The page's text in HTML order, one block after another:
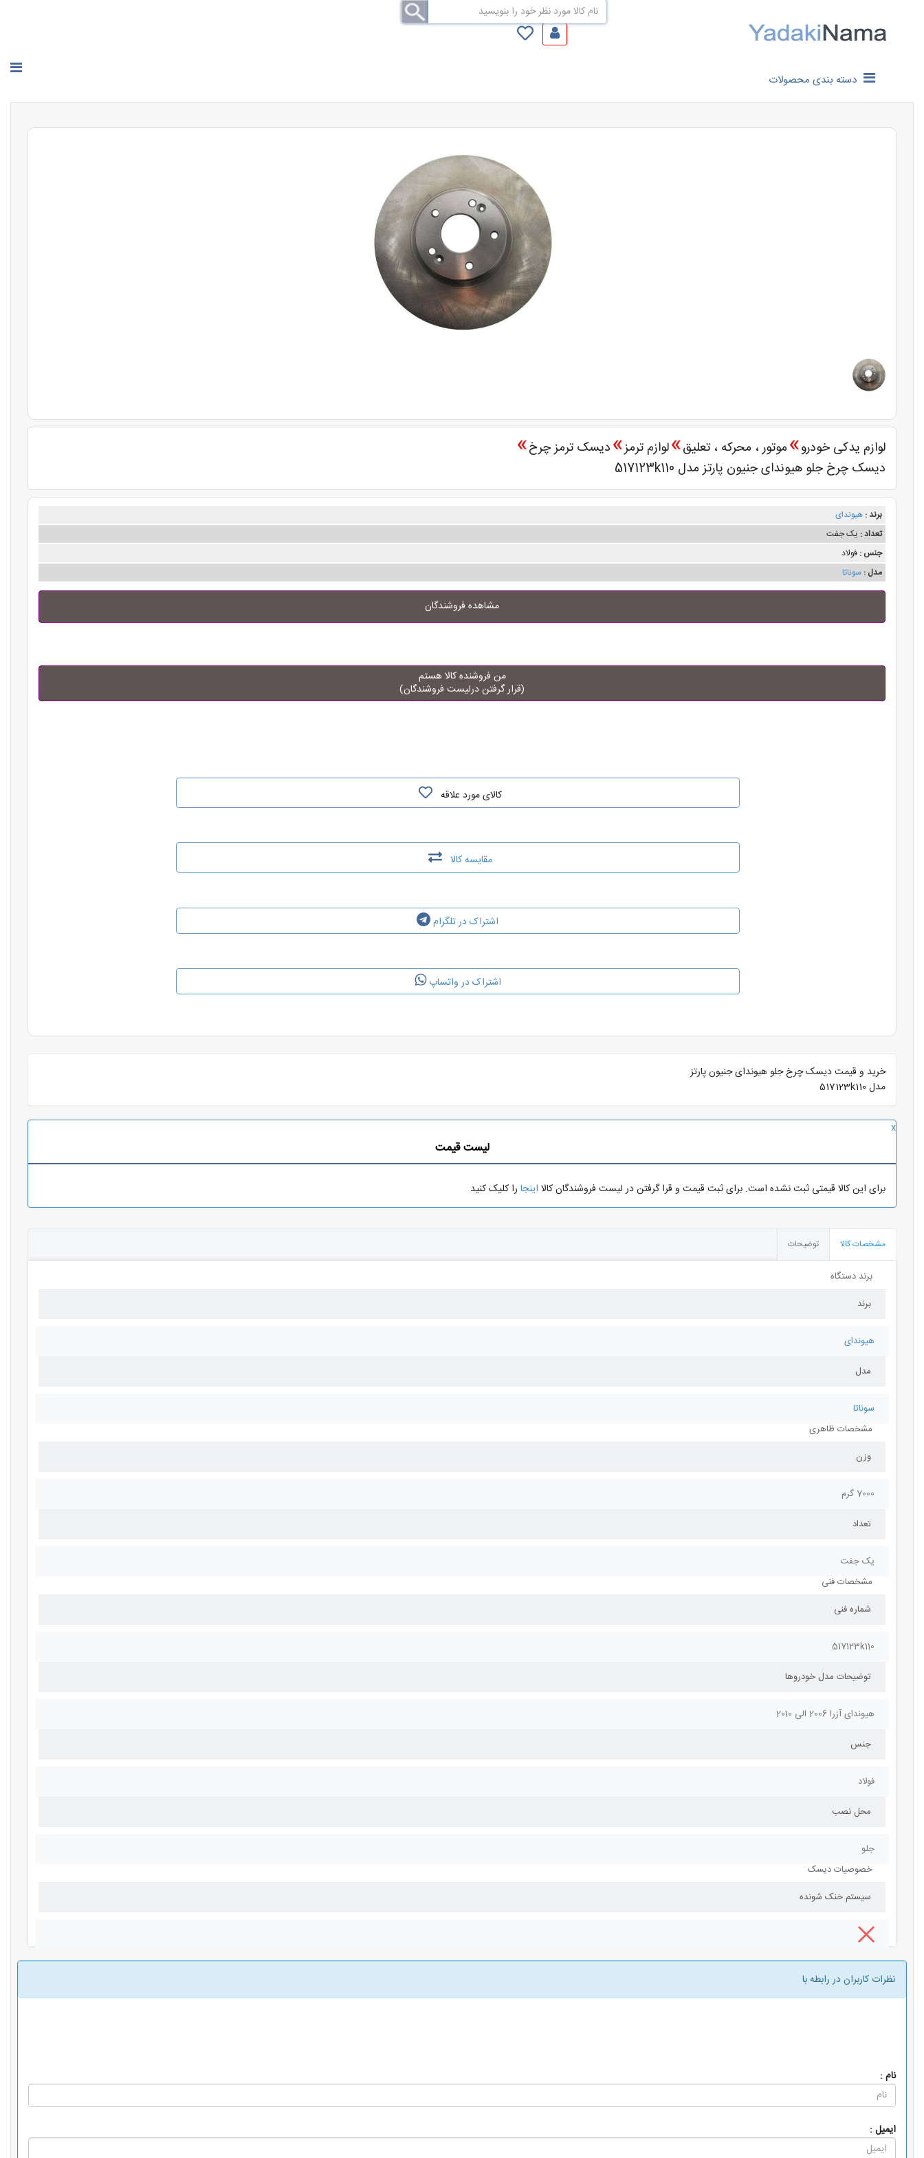
دسته بندی محصولات
لوازم یدکی خودرو»موتور ، محرکه ، تعلیق»لوازم ترمز»دیسک ترمز چرخ»
دیسک چرخ جلو هیوندای جنیون پارتز مدل 517123k110
برند : هیوندای
تعداد : یک جفت
جنس : فولاد
مدل : سوناتا
مشاهده فروشندگان
من فروشنده کالا هستم
(قرار گرفتن درلیست فروشندگان)
کالای مورد علاقه
مقایسه کالا
اشتراک در تلگرام
اشتراک در واتساپ
خرید و قیمت دیسک چرخ جلو هیوندای جنیون پارتز
مدل 517123k110
x
لیست قیمت
برای این کالا قیمتی ثبت نشده است. برای ثبت قیمت و قرا گرفتن در لیست فروشندگان کالا اینجا را کلیک کنید
مشخصات کالا توضیحات
برند دستگاه
برند
هیوندای
مدل
سوناتا
مشخصات ظاهری
وزن
7000 گرم
تعداد
یک جفت
مشخصات فنی
شماره فنی
517123k110
توضیحات مدل خودروها
هیوندای آزرا 2006 الی 2010
جنس
فولاد
محل نصب
جلو
خصوصیات دیسک
سیستم خنک شونده
نظرات کاربران در رابطه با
نام :
ایمیل :